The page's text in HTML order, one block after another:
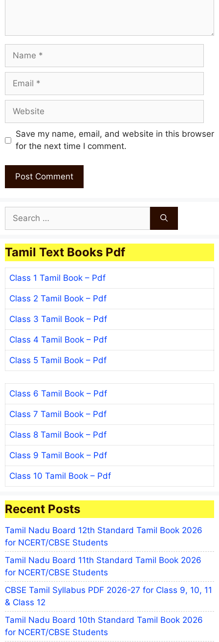
Name
Email
Website
Save my name, email, and website in this browser
for the next time I comment.
for:
Tamil Text Books Pdf
Class 1 Tamil Book – Pdf
Class 2 Tamil Book – Pdf
Class 3 Tamil Book – Pdf
Class 4 Tamil Book – Pdf
Class 5 Tamil Book – Pdf
Class 6 Tamil Book – Pdf
Class 7 Tamil Book – Pdf
Class 8 Tamil Book – Pdf
Class 9 Tamil Book – Pdf
Class 10 Tamil Book – Pdf
Recent Posts
Tamil Nadu Board 12th Standard Tamil Book 2026
for NCERT/CBSE Students
Tamil Nadu Board 11th Standard Tamil Book 2026
for NCERT/CBSE Students
CBSE Tamil Syllabus PDF 2026-27 for Class 9, 10, 11
& Class 12
Tamil Nadu Board 10th Standard Tamil Book 2026
for NCERT/CBSE Students